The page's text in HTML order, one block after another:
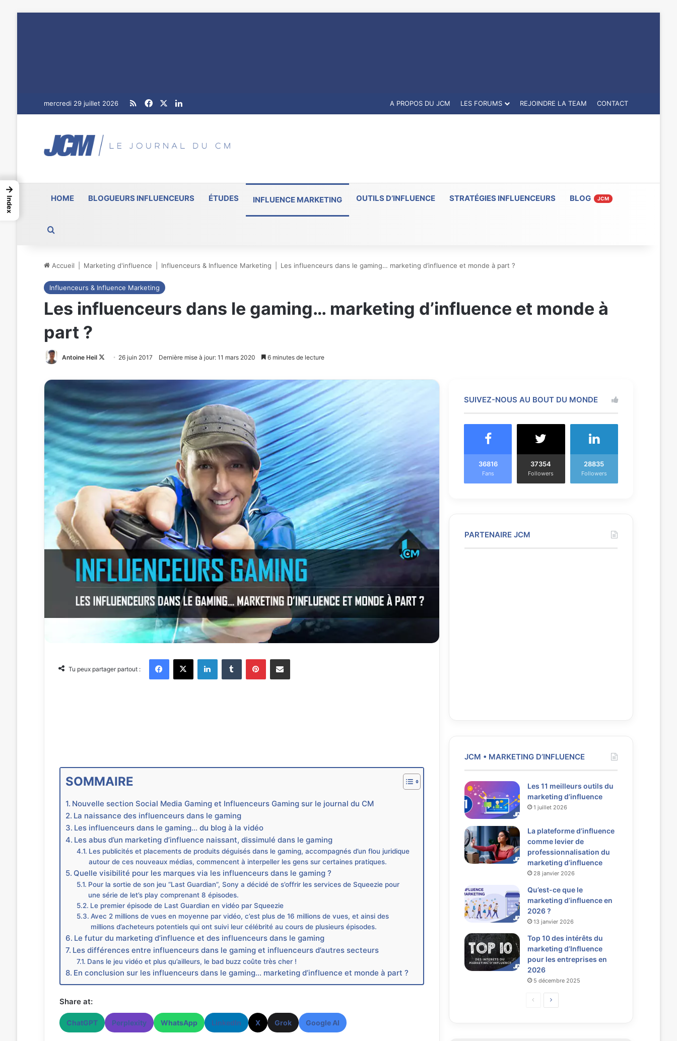
mercredi 29 juillet 2026 RSSFacebookLinkedin A PROPOS DU JCM LES FORUMS REJOINDRE LA TEAM CONTACT
HOME BLOGUEURS INFLUENCEURS ÉTUDES INFLUENCE MARKETING OUTILS D’INFLUENCE STRATÉGIES INFLUENCEURS BLOG JCM
Accueil Marketing d'influence Influenceurs & Influence Marketing Les influenceurs dans le gaming… marketing d’influence et monde à part ?
Influenceurs & Influence Marketing
Les influenceurs dans le gaming… marketing d’influence et monde à
part ?
Antoine Heil
Follow
X
26 juin 2017 Dernière mise à jour: 11 mars 2020 6 minutes de lecture
Tu peux partager partout :
Facebook X Linkedin Tumblr Pinterest Partager par email
SOMMAIRE
Nouvelle section Social Media Gaming et Influenceurs Gaming sur le journal du CM
La naissance des influenceurs dans le gaming
Les influenceurs dans le gaming… du blog à la vidéo
Les abus d’un marketing d’influence naissant, dissimulé dans le gaming
Les publicités et placements de produits déguisés dans le gaming, accompagnés d’un flou juridique
autour de ces nouveaux médias, commencent à interpeller les gens sur certaines pratiques.
Quelle visibilité pour les marques via les influenceurs dans le gaming ?
Pour la sortie de son jeu “Last Guardian”, Sony a décidé de s’offrir les services de Squeezie pour
une série de let’s play comprenant 8 épisodes.
Le premier épisode de Last Guardian en vidéo par Squeezie
Avec 2 millions de vues en moyenne par vidéo, c’est plus de 16 millions de vues, et ainsi des
millions d’acheteurs potentiels qui ont suivi leur célébrité au cours de plusieurs épisodes.
Le futur du marketing d’influence et des influenceurs dans le gaming
Les différences entre influenceurs dans le gaming et influenceurs d’autres secteurs
Dans le jeu vidéo et plus qu’ailleurs, le bad buzz coûte très cher !
En conclusion sur les influenceurs dans le gaming… marketing d’influence et monde à part ?
Share at:
ChatGPT Perplexity WhatsApp LinkedIn X Grok Google AI
SUIVEZ-NOUS AU BOUT DU MONDE
36816
Fans
37354
Followers
28835
Followers
PARTENAIRE JCM
JCM • MARKETING D’INFLUENCE
Les 11 meilleurs outils du
marketing d’influence
1 juillet 2026
La plateforme d’influence
comme levier de
professionnalisation du
marketing d’influence
28 janvier 2026
Qu’est-ce que le
marketing d’influence en
2026 ?
13 janvier 2026
Top 10 des intérêts du
marketing d’Influence
pour les entreprises en
2026
5 décembre 2025
P
→
Index